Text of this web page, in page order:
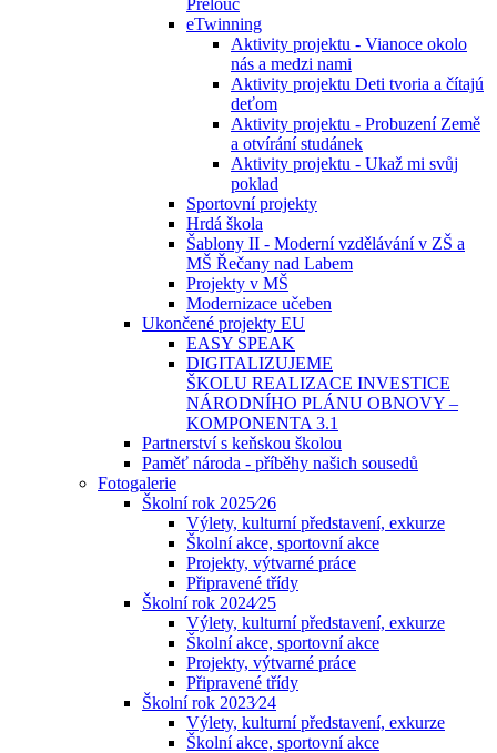
Přelouč
eTwinning
Aktivity projektu - Vianoce okolo
nás a medzi nami
Aktivity projektu Deti tvoria a čítajú
deťom
Aktivity projektu - Probuzení Země
a otvírání studánek
Aktivity projektu - Ukaž mi svůj
poklad
Sportovní projekty
Hrdá škola
Šablony II - Moderní vzdělávání v ZŠ a
MŠ Řečany nad Labem
Projekty v MŠ
Modernizace učeben
Ukončené projekty EU
EASY SPEAK
DIGITALIZUJEME
ŠKOLU REALIZACE INVESTICE
NÁRODNÍHO PLÁNU OBNOVY –
KOMPONENTA 3.1
Partnerství s keňskou školou
Paměť národa - příběhy našich sousedů
Fotogalerie
Školní rok 2025⁄26
Výlety, kulturní představení, exkurze
Školní akce, sportovní akce
Projekty, výtvarné práce
Připravené třídy
Školní rok 2024⁄25
Výlety, kulturní představení, exkurze
Školní akce, sportovní akce
Projekty, výtvarné práce
Připravené třídy
Školní rok 2023⁄24
Výlety, kulturní představení, exkurze
Školní akce, sportovní akce